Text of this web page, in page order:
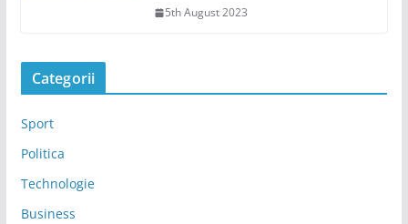
5th August 2023
Categorii
Sport
Politica
Technologie
Business